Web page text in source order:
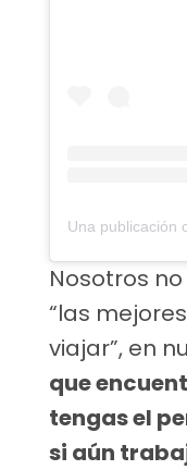
Nosotros
“las
viajar”, en
que
tengas el
si aún